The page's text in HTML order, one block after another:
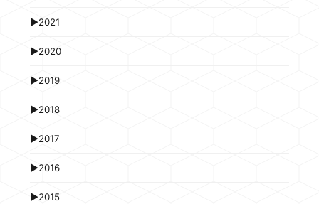
►2021
►2020
►2019
►2018
►2017
►2016
►2015